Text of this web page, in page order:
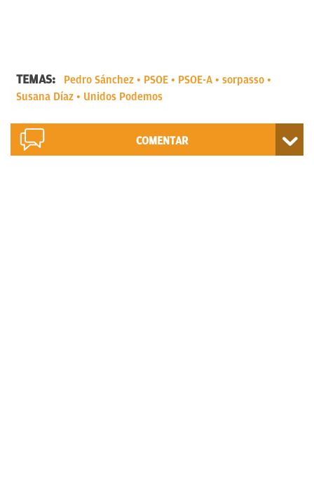
TEMAS: Pedro Sánchez PSOE PSOE-A
sorpasso
Susana Díaz
Unidos Podemos
COMENTAR